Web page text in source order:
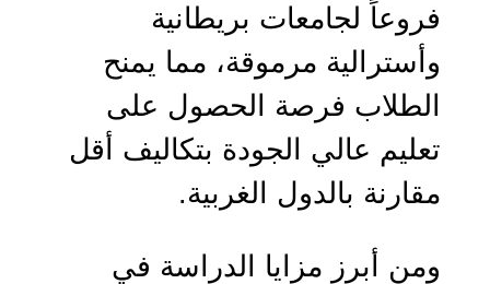
فروعاً لجامعات بريطانية
وأسترالية مرموقة، مما يمنح
الطلاب فرصة الحصول على
تعليم عالي الجودة بتكاليف أقل
مقارنة بالدول الغربية.
ومن أبرز مزايا الدراسة في